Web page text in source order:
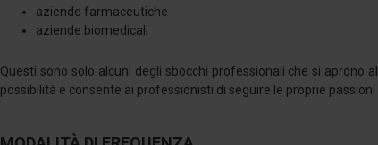
aziende farmaceutiche
aziende biomedicali
Questi sono solo alcuni degli sbocchi professionali che si
possibilità e consente ai professionisti di seguire le proprie